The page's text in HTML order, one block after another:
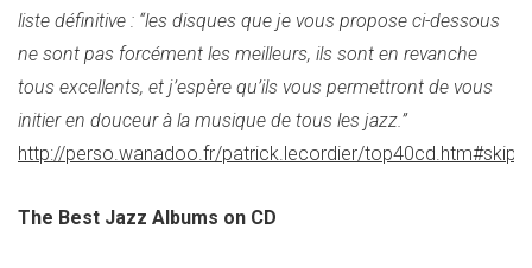
liste définitive : “les disques que je vous propose ci-dessous
ne sont pas forcément les meilleurs, ils sont en revanche
tous excellents, et j’espère qu’ils vous permettront de vous
initier en douceur à la musique de tous les jazz.”
http://perso.wanadoo.fr/patrick.lecordier/top40cd.htm#skip
The Best Jazz Albums on CD